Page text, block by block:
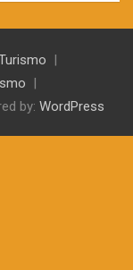
by: WordPress